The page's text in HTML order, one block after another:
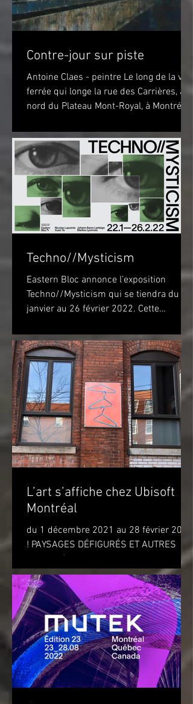
Contre-jour sur piste
Antoine Claes - peintre Le long de la voie
ferrée qui longe la rue des Carrières, au
nord du Plateau Mont-Royal, à Montréal,
Techno//Mysticism
Eastern Bloc annonce l’exposition
Techno//Mysticism qui se tiendra du 22
janvier au 26 février 2022. Cette
L’art s’affiche chez Ubisoft
Montréal
du 1 décembre 2021 au 28 février 2022
! PAYSAGES DÉFIGURÉS ET AUTRES
AND OTHER OBJECTS) de l'artiste...